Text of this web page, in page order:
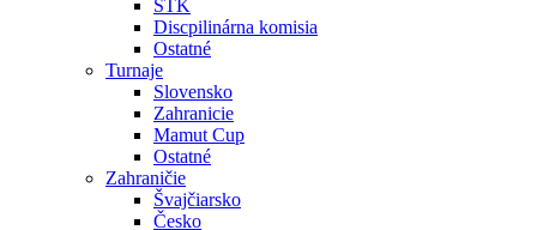
ŠTK
Discpilinárna komisia
Ostatné
Turnaje
Slovensko
Zahranicie
Mamut Cup
Ostatné
Zahraničie
Švajčiarsko
Česko